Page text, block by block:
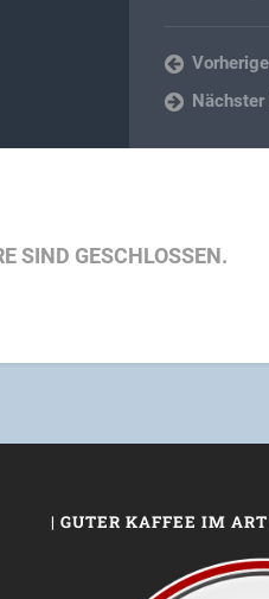
SIND GESCHLOSSEN.
| GUTER KAFFEE IM